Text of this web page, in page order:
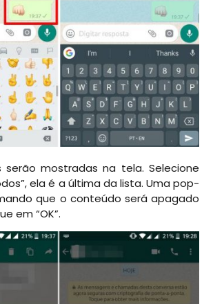
mostradas na tela. Selecione
ela é a última da lista. Uma pop-
que o conteúdo será apagado
em “OK”.